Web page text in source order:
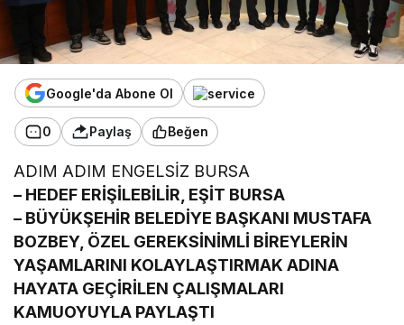
Google'da Abone Ol
0 Paylaş Beğen
ADIM ADIM ENGELSİZ BURSA
– HEDEF ERİŞİLEBİLİR, EŞİT BURSA
– BÜYÜKŞEHİR BELEDİYE BAŞKANI MUSTAFA
BOZBEY, ÖZEL GEREKSİNİMLİ BİREYLERİN
YAŞAMLARINI KOLAYLAŞTIRMAK ADINA
HAYATA GEÇİRİLEN ÇALIŞMALARI
KAMUOYUYLA PAYLAŞTI